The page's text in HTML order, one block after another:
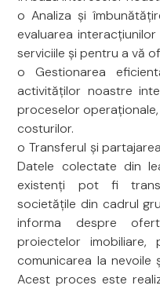
o Analiza și
evaluarea
serviciile și pentru a vă
o Gestionarea
activităților noastre
proceselor
costurilor.
o Transferul și
Datele colectate din
existenți pot fi
societățile din cadrul
informa despre
proiectelor
comunicarea la nevoile
Acest proces este